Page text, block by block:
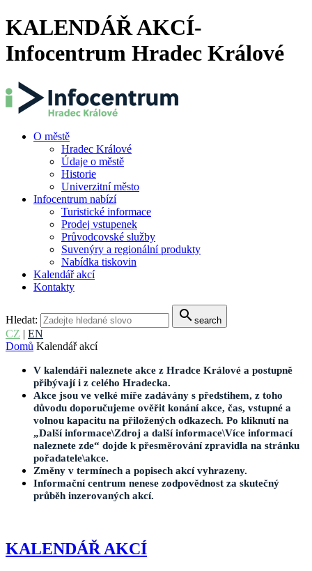
KALENDÁŘ AKCÍ-
Infocentrum Hradec Králové
O městě
Hradec Králové
Údaje o městě
Historie
Univerzitní město
Infocentrum nabízí
Turistické informace
Prodej vstupenek
Průvodcovské služby
Suvenýry a regionální produkty
Nabídka tiskovin
Kalendář akcí
Kontakty
Hledat: search search
CZ | EN
Domů Kalendář akcí
V kalendáři naleznete akce z Hradce Králové a postupně
přibývají i z celého Hradecka.
Akce jsou ve velké míře zadávány s předstihem, z toho
důvodu doporučujeme ověřit konání akce, čas, vstupné a
volnou kapacitu na přiložených odkazech. Po kliknutí na
„Další informace\Zdroj a další informace\Více informací
naleznete zde“ dojde k přesměrování zpravidla na stránku
pořadatele\akce.
Změny v termínech a popisech akcí vyhrazeny.
Informační centrum nenese zodpovědnost za skutečný
průběh inzerovaných akcí.
KALENDÁŘ AKCÍ